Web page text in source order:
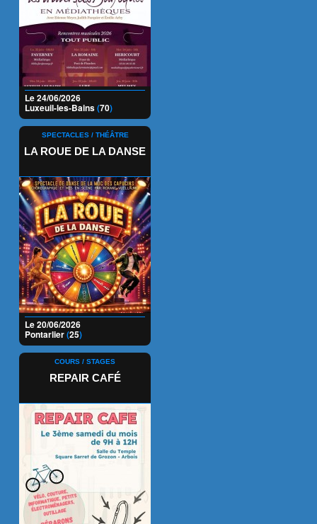
Le 24/06/2026
Luxeuil-les-Bains(70)
SPECTACLES / THÉÂTRE
LA ROUE DE LA DANSE
Le 20/06/2026
Pontarlier(25)
COURS / STAGES
REPAIR CAFÉ